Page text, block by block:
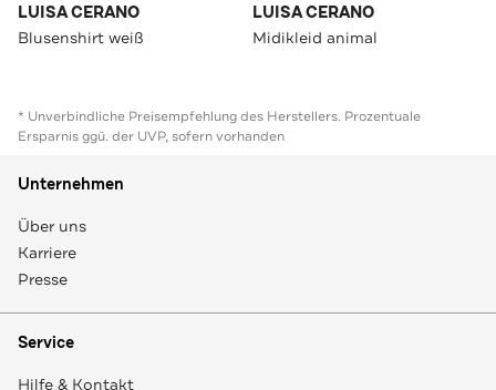
LUISA CERANO
Blusenshirt weiß
LUISA CERANO
Midikleid animal
* Unverbindliche Preisempfehlung des Herstellers. Prozentuale
Ersparnis ggü. der UVP, sofern vorhanden
Unternehmen
Über uns
Karriere
Presse
Service
Hilfe & Kontakt